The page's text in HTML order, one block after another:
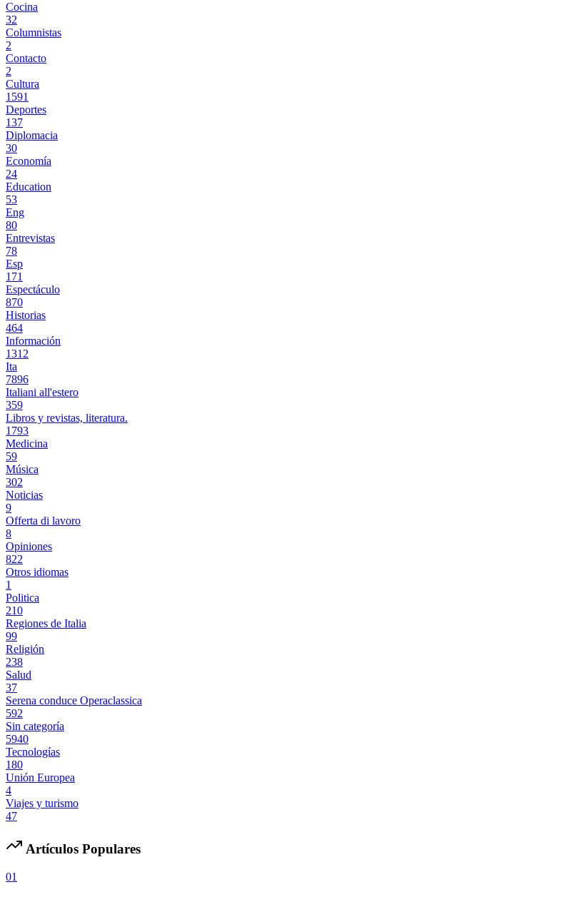
Cocina
32
Columnistas
2
Contacto
2
Cultura
1591
Deportes
137
Diplomacia
30
Economía
24
Education
53
Eng
80
Entrevistas
78
Esp
171
Espectáculo
870
Historias
464
Información
1312
Ita
7896
Italiani all'estero
359
Libros y revistas, literatura.
1793
Medicina
59
Música
302
Noticias
9
Offerta di lavoro
8
Opiniones
822
Otros idiomas
1
Politica
210
Regiones de Italia
99
Religión
238
Salud
37
Serena conduce Operaclassica
592
Sin categoría
5940
Tecnologías
180
Unión Europea
4
Viajes y turismo
47
Artículos Populares
01